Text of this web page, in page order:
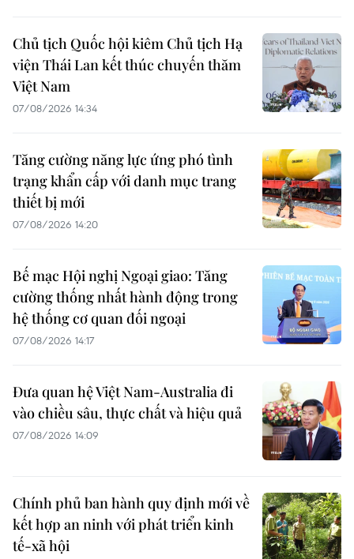
Chủ tịch Quốc hội kiêm Chủ tịch Hạ
viện Thái Lan kết thúc chuyến thăm
Việt Nam
07/08/2026 14:34
Tăng cường năng lực ứng phó tình
trạng khẩn cấp với danh mục trang
thiết bị mới
07/08/2026 14:20
Bế mạc Hội nghị Ngoại giao: Tăng
cường thống nhất hành động trong
hệ thống cơ quan đối ngoại
07/08/2026 14:17
Đưa quan hệ Việt Nam-Australia đi
vào chiều sâu, thực chất và hiệu quả
07/08/2026 14:09
Chính phủ ban hành quy định mới về
kết hợp an ninh với phát triển kinh
tế-xã hội